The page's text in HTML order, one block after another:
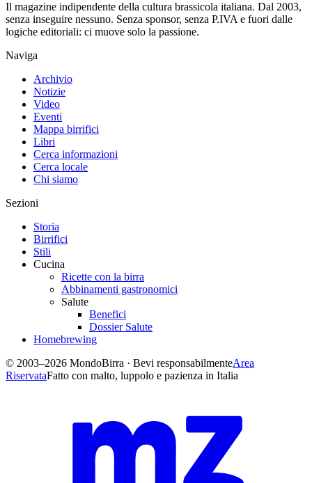
Il magazine indipendente della cultura brassicola italiana. Dal 2003,
senza inseguire nessuno. Senza sponsor, senza P.IVA e fuori dalle
logiche editoriali: ci muove solo la passione.
Naviga
Archivio
Notizie
Video
Eventi
Mappa birrifici
Libri
Cerca informazioni
Cerca locale
Chi siamo
Sezioni
Storia
Birrifici
Stili
Cucina
Ricette con la birra
Abbinamenti gastronomici
Salute
Benefici
Dossier Salute
Homebrewing
© 2003–2026 MondoBirra · Bevi responsabilmenteArea
RiservataFatto con malto, luppolo e pazienza in Italia